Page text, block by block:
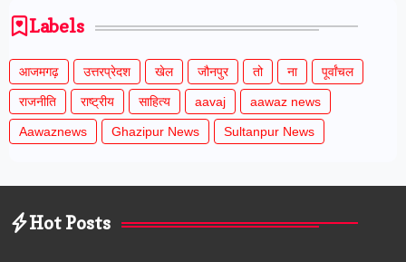
Labels
आजमगढ़ उत्तरप्रेदश खेल जौनपुर तो ना पूर्वांचल
राजनीति राष्ट्रीय साहित्य aavaj aawaz news
Aawaznews Ghazipur News Sultanpur News
Hot Posts